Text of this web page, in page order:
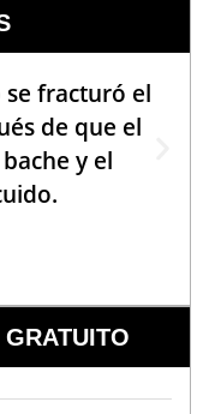
se fracturó el
de que el
y el